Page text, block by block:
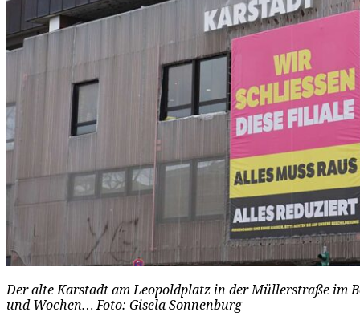
Der alte Karstadt am Leopoldplatz in der Müllerstraße im
und Wochen… Foto: Gisela Sonnenburg